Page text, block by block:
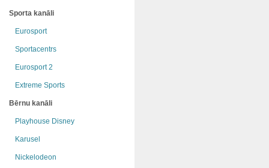
Sporta kanāli
Eurosport
Sportacentrs
Eurosport 2
Extreme Sports
Bērnu kanāli
Playhouse Disney
Karusel
Nickelodeon